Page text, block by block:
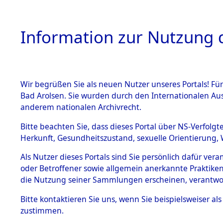
HOME
BESTÄNDE
Inhaftierungsdoku
mente
1.2.9 Beim ITS
verwahrte
1.2.9.1
Effekten aus
0002
Information zur Nutzung
Wir begrüßen Sie als neuen Nutzer unseres Portals!
Bad Arolsen. Sie wurden durch den Internationalen
anderem nationalen Archivrecht.
Bitte beachten Sie, dass dieses Portal über NS-
Herkunft, Gesundheitszustand, sexuelle
Als Nutzer dieses Portals sind Sie persönlich dafür
oder Betroffener sowie allgemein anerkannte
die Nutzung seiner Sammlungen erscheinen,
Bitte kontaktieren Sie uns, wenn Sie beispielsweiser
zustimmen.